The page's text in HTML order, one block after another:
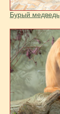
Бурый медведь